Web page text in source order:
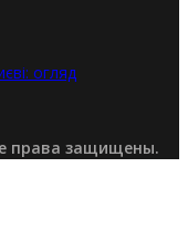
огляд
права защищены.